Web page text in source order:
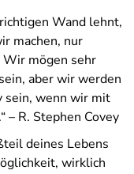
Wand lehnt,
machen, nur
Wir mögen sehr
aber wir werden
sein, wenn wir mit
– R. Stephen Covey
deines Lebens
wirklich